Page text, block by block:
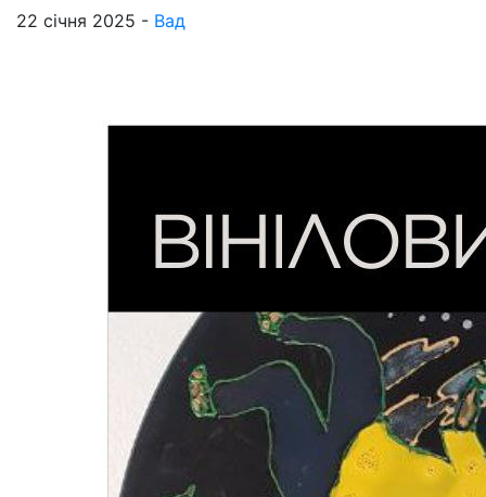
22 січня 2025 - Вад